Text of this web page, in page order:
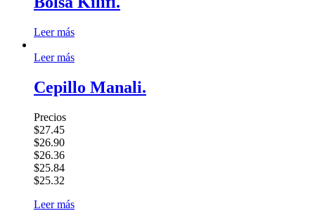
Leer más
Leer más
Cepillo Manali.
Precios
$27.45
$26.90
$26.36
$25.84
$25.32
Leer más